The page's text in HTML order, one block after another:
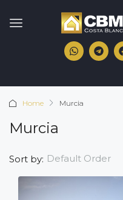
Home Murcia
Murcia
Sort by: Default Order